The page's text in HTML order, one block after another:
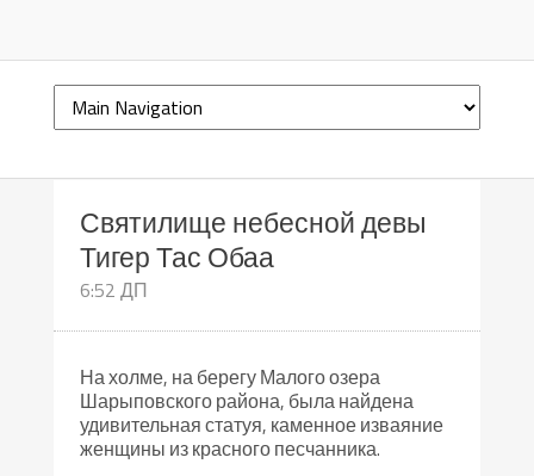
Святилище небесной девы
Тигер Тас Обаа
6:52 ДП
На холме, на берегу Малого озера
Шарыповского района, была найдена
удивительная статуя, каменное изваяние
женщины из красного песчанника.